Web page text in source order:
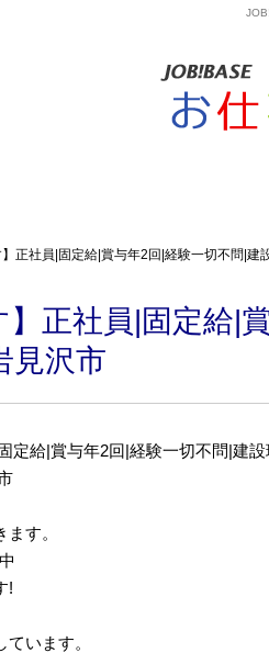
】正社員|固定給|賞与年2回|経験一切不問|
】正社員|固定給|
見沢市
定給|賞与年2回|経験一切不問|建
す。
!
います。